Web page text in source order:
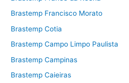
Brastemp Francisco Morato
Brastemp Cotia
Brastemp Campo Limpo Paulista
Brastemp Campinas
Brastemp Caieiras